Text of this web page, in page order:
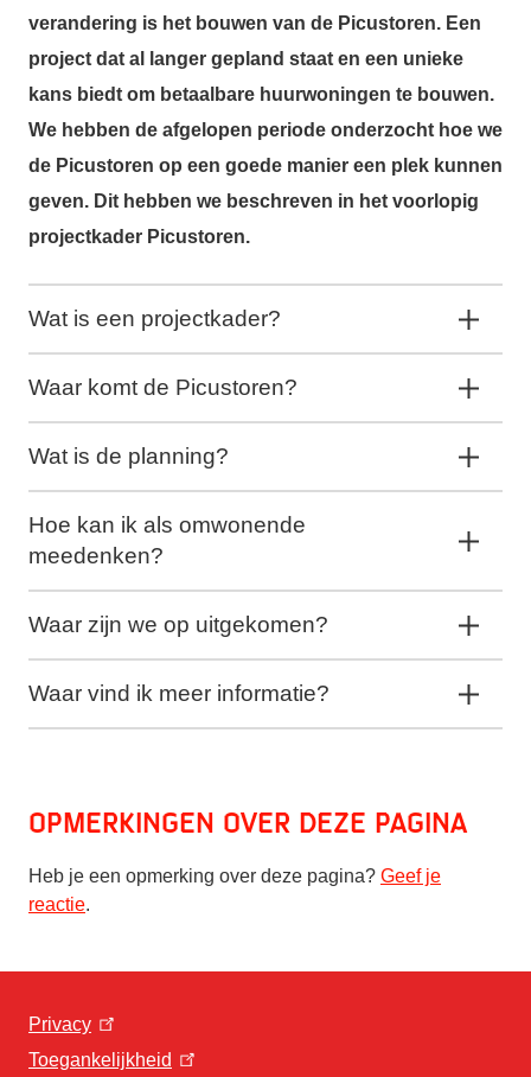
verandering is het bouwen van de Picustoren. Een
project dat al langer gepland staat en een unieke
kans biedt om betaalbare huurwoningen te bouwen.
We hebben de afgelopen periode onderzocht hoe we
de Picustoren op een goede manier een plek kunnen
geven. Dit hebben we beschreven in het voorlopig
projectkader Picustoren.
Wat is een projectkader?
Waar komt de Picustoren?
Wat is de planning?
Hoe kan ik als omwonende
meedenken?
Waar zijn we op uitgekomen?
Waar vind ik meer informatie?
Opmerkingen over deze pagina
Heb je een opmerking over deze pagina? Geef je
reactie.
Privacy
Toegankelijkheid